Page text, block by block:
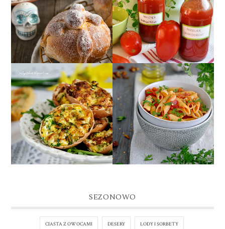
CHLEB ZMARŁYCH
(PAN DE MUERTO)
PRZECIER
POMIDOROWY Z
ZIOŁAMI
JAJA FASZEROWANE W
SKORUPKACH
PODSMAŻANE NA
MAŚLE
PENNE
ALL'ARRABBIATA
SEZONOWO
CIASTA Z OWOCAMI DESERY LODY I SORBETY